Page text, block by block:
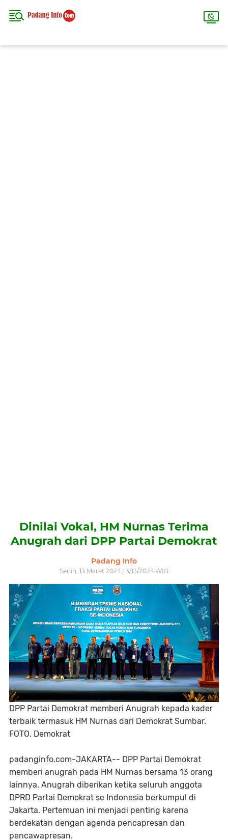
Dinilai Vokal, HM Nurnas Terima
Anugrah dari DPP Partai Demokrat
Padang Info
Senin, 13 Maret 2023 | 3/13/2023 WIB
DPP Partai Demokrat memberi Anugrah kepada kader
terbaik termasuk HM Nurnas dari Demokrat Sumbar.
FOTO. Demokrat
padanginfo.com-JAKARTA-- DPP Partai Demokrat
memberi anugrah pada HM Nurnas bersama 13 orang
lainnya. Anugrah diberikan ketika seluruh anggota
DPRD Partai Demokrat se Indonesia berkumpul di
Jakarta. Pertemuan ini menjadi penting karena
berdekatan dengan agenda pencapresan dan
pencawapresan.